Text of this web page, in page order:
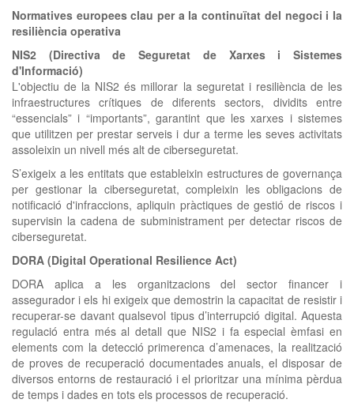
Normatives europees clau per a la continuïtat del negoci i la
resiliència operativa
NIS2 (Directiva de Seguretat de Xarxes i Sistemes
d'Informació)
L'objectiu de la NIS2 és millorar la seguretat i resiliència de les
infraestructures crítiques de diferents sectors, dividits entre
“essencials” i “importants”, garantint que les xarxes i sistemes
que utilitzen per prestar serveis i dur a terme les seves activitats
assoleixin un nivell més alt de ciberseguretat.
S’exigeix a les entitats que estableixin estructures de governança
per gestionar la ciberseguretat, compleixin les obligacions de
notificació d'infraccions, apliquin pràctiques de gestió de riscos i
supervisin la cadena de subministrament per detectar riscos de
ciberseguretat.
DORA (Digital Operational Resilience Act)
DORA aplica a les organitzacions del sector financer i
assegurador i els hi exigeix que demostrin la capacitat de resistir i
recuperar-se davant qualsevol tipus d’interrupció digital. Aquesta
regulació entra més al detall que NIS2 i fa especial èmfasi en
elements com la detecció primerenca d’amenaces, la realització
de proves de recuperació documentades anuals, el disposar de
diversos entorns de restauració i el prioritzar una mínima pèrdua
de temps i dades en tots els processos de recuperació.